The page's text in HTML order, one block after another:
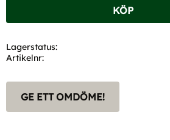
KÖP
Lagerstatus
Artikelnr
GE ETT OMDÖME!